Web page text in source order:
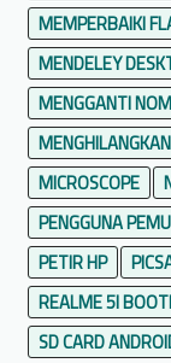
MEMPERBAIKI
MENDELEY
MENGGANTI
MICROSCOPE
PENGGUNA
PETIR HP
REALME 5I
SD CARD